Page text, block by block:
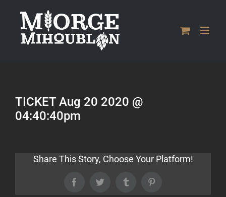
contenu
TICKET Aug 20 2020 @
04:40:40pm
Share This Story, Choose Your Platform!
FacebookTwitter Tumblr